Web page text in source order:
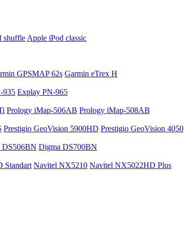
shuffle Apple iPod classic
GPSMAP 62s Garmin eTrex H
935 Explay PN-965
Prology iMap-506AB Prology iMap-508AB
Prestigio GeoVision 5900HD Prestigio GeoVision 4050
DS506BN Digma DS700BN
Standart Navitel NX5210 Navitel NX5022HD Plus